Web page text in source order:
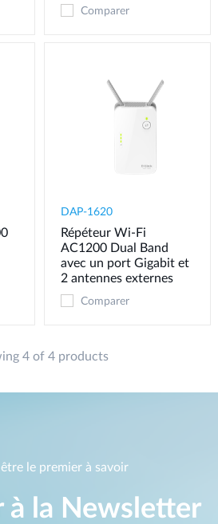
Comparer
DAP-1620
Répéteur Wi-Fi
AC1200 Dual Band
avec un port Gigabit et
2 antennes externes
Comparer
4 of 4 products
le premier à savoir
à la Newsletter